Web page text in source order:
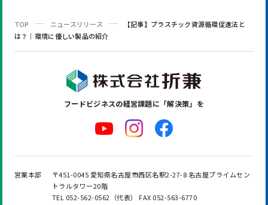
TOP ニュースリリース
【記事】プラスチック資源循環促進法と
は？｜環境に優しい製品の紹介
フードビジネスの経営課題に「解決策」を
営業本部
〒451-0045 愛知県名古屋市西区名駅2-27-8 名古屋プライムセン
トラルタワー20階
TEL 052-562-0562（代表） FAX 052-563-6770